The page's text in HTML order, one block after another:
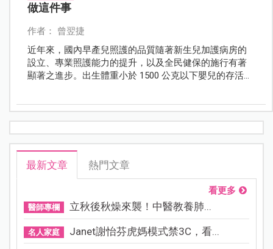
做這件事
作者： 曾翌捷
近年來，國內早產兒照護的品質隨著新生兒加護病房的
設立、專業照護能力的提升，以及全民健保的施行有著
顯著之進步。出生體重小於 1500 公克以下嬰兒的存活
願，但仍請父母收拾心情。只要依照醫師囑咐，定期回
最新文章 熱門文章
看更多
醫師專欄 立秋後秋燥來襲！中醫教養肺...
名人家庭 Janet謝怡芬虎媽模式禁3C，看...